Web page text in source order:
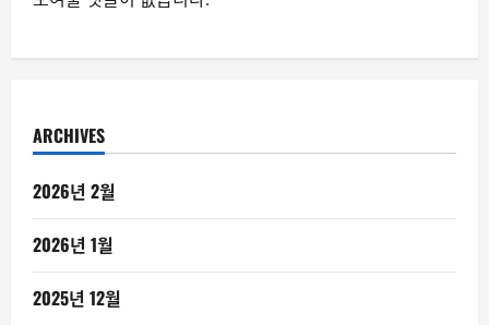
ARCHIVES
2026년 2월
2026년 1월
2025년 12월